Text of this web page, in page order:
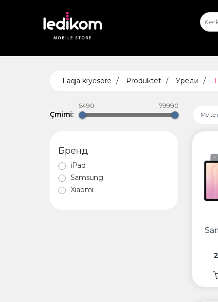
Faqja kryesore Produktet Уреди
Çmimi:
5490 79990
Më të
Бренд
iPad
Samsung
Xiaomi
• iPad
• Xiaomi